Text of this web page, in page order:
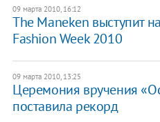
09 марта 2010, 16:12
The Maneken выступит
Fashion Week 2010
09 марта 2010, 13:25
Церемония вручения
поставила рекорд